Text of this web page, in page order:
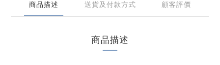
商品描述 送貨及付款方式 顧客評價
商品描述